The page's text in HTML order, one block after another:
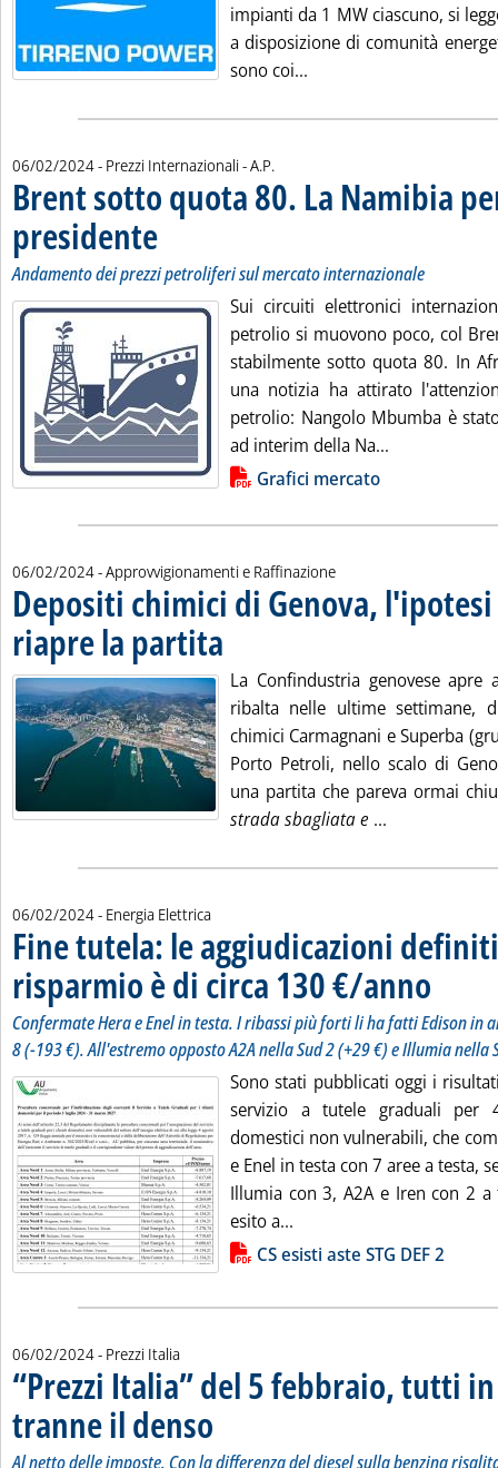
impianti da 1 MW ciascuno, si
a disposizione di comunità
sono coi...
06/02/2024- Prezzi Internazionali -di:
A.P.
Brent sotto quota 80. La Namibia
presidente . Sottotitolo: Andamento dei prezzi petroliferi sul mercato
. Pubblicata martedì 06 febbraio 2024 alle 14.22.
Andamento dei prezzi petroliferi sul mercato internazionale
Sui circuiti elettronici
petrolio si muovono poco, col
stabilmente sotto quota 80. In
una notizia ha attirato
petrolio: Nangolo Mbumba è
ad interim della Na...
Lista allegati PDF alla notiziaGrafici mercato
06/02/2024- Approvvigionamenti e Raffinazione
Depositi chimici di Genova,
riapre la partita . Pubblicata martedì 06 febbraio 2024 alle 14.16.
La Confindustria genovese apre
ribalta nelle ultime settimane,
chimici Carmagnani e Superba
Porto Petroli, nello scalo di
una partita che pareva ormai
strada sbagliata e ...
06/02/2024- Energia Elettrica
Fine tutela: le aggiudicazioni
risparmio è di circa 130 €/anno
Confermate Hera e Enel in testa. I ribassi più forti li ha fatti Edison in
8 (-193 €). All'estremo opposto A2A nella Sud 2 (+29 €) e Illumia nella
Sono stati pubblicati oggi i
servizio a tutele graduali per
domestici non vulnerabili, che
e Enel in testa con 7 aree a testa,
Illumia con 3, A2A e Iren con 2
esito a...
Lista allegati PDF alla notiziaCS esisti aste STG DEF 2
06/02/2024- Prezzi Italia
“Prezzi Italia” del 5 febbraio, tutti
tranne il denso
Al netto delle imposte. Con la differenza del diesel sulla benzina